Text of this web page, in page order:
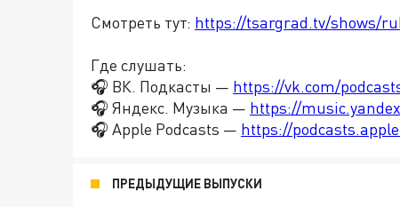
Смотреть тут: https://tsargrad.tv/shows/
Где слушать:
🎧 ВК. Подкасты — https://vk.com/
🎧 Яндекс. Музыка — https://
🎧 Apple Podcasts — https://
ПРЕДЫДУЩИЕ ВЫПУСКИ